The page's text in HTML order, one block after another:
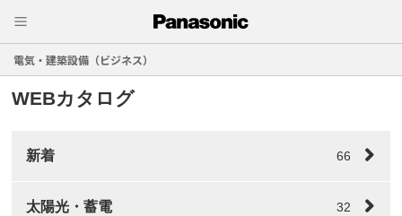
電気・建築設備（ビジネス）
WEBカタログ
新着 66
太陽光・蓄電 32